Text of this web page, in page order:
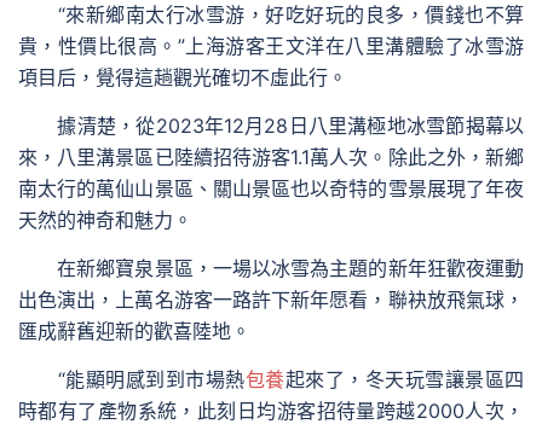
“來新鄉南太行冰雪游，好吃好玩的良多，價錢也不算
貴，性價比很高。”上海游客王文洋在八里溝體驗了冰雪游
項目后，覺得這趟觀光確切不虛此行。
據清楚，從2023年12月28日八里溝極地冰雪節揭幕以
來，八里溝景區已陸續招待游客1.1萬人次。除此之外，新鄉
南太行的萬仙山景區、關山景區也以奇特的雪景展現了年夜
天然的神奇和魅力。
在新鄉寶泉景區，一場以冰雪為主題的新年狂歡夜運動
出色演出，上萬名游客一路許下新年愿看，聯袂放飛氣球，
匯成辭舊迎新的歡喜陸地。
“能顯明感到到市場熱包養起來了，冬天玩雪讓景區四
時都有了產物系統，此刻日均游客招待量跨越2000人次，